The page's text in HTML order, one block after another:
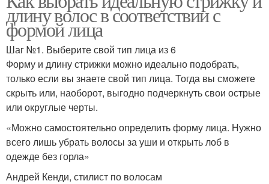
длину волос в соответствии с
формой лица
Шаг №1. Выберите свой тип лица из 6
Форму и длину стрижки можно идеально подобрать,
только если вы знаете свой тип лица. Тогда вы сможете
скрыть или, наоборот, выгодно подчеркнуть свои острые
или округлые черты.
«Можно самостоятельно определить форму лица. Нужно
всего лишь убрать волосы за уши и открыть лоб в
одежде без горла»
Андрей Кенди, стилист по волосам